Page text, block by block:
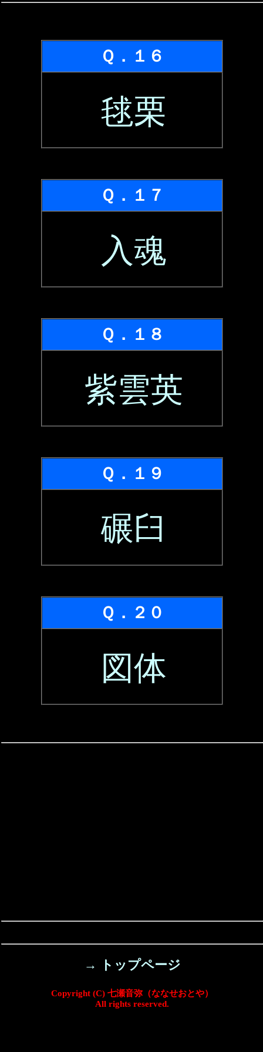
Ｑ．１６
毬栗
Ｑ．１７
入魂
Ｑ．１８
紫雲英
Ｑ．１９
碾臼
Ｑ．２０
図体
→ トップページ
Copyright (C) 七瀬音弥（ななせおとや）
All rights reserved.